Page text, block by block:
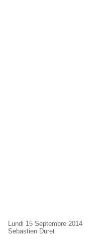
Lundi 15 Septembre 2014
Sebastien Duret